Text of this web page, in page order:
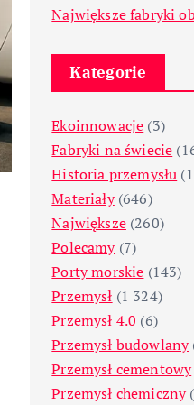
Największe fabryki
Kategorie
Ekoinnowacje (3)
Fabryki na świecie
Historia przemysłu
Materiały(646)
Największe(260)
Polecamy(7)
Porty morskie (143)
Przemysł (1 324)
Przemysł 4.0 (6)
Przemysł budowlany
Przemysł cementowy
Przemysł chemiczny